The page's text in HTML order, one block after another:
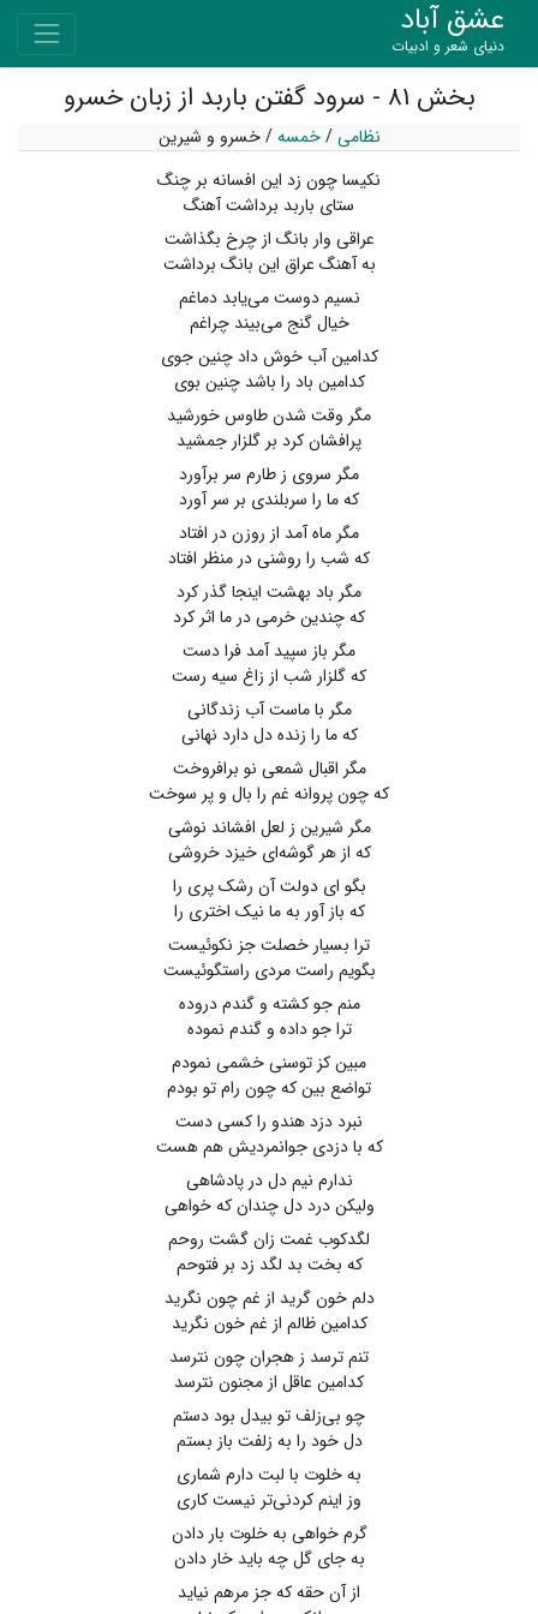
عشق آباد
دنیای شعر و ادبیات
بخش ۸۱ - سرود گفتن باربد از زبان خسرو
نظامی/خمسه /خسرو و شیرین
نکیسا چون زد این افسانه بر چنگ
ستای باربد برداشت آهنگ
عراقی وار بانگ از چرخ بگذاشت
به آهنگ عراق این بانگ برداشت
نسیم دوست می‌یابد دماغم
خیال گنج می‌بیند چراغم
کدامین آب خوش داد چنین جوی
کدامین باد را باشد چنین بوی
مگر وقت شدن طاوس خورشید
پرافشان کرد بر گلزار جمشید
مگر سروی ز طارم سر برآورد
که ما را سربلندی بر سر آورد
مگر ماه آمد از روزن در افتاد
که شب را روشنی در منظر افتاد
مگر باد بهشت اینجا گذر کرد
که چندین خرمی در ما اثر کرد
مگر باز سپید آمد فرا دست
که گلزار شب از زاغ سیه رست
مگر با ماست آب زندگانی
که ما را زنده دل دارد نهانی
مگر اقبال شمعی نو برافروخت
که چون پروانه غم را بال و پر سوخت
مگر شیرین ز لعل افشاند نوشی
که از هر گوشه‌ای خیزد خروشی
بگو ای دولت آن رشک پری را
که باز آور به ما نیک اختری را
ترا بسیار خصلت جز نکوئیست
بگویم راست مردی راستگوئیست
منم جو کشته و گندم دروده
ترا جو داده و گندم نموده
مبین کز توسنی خشمی نمودم
تواضع بین که چون رام تو بودم
نبرد دزد هندو را کسی دست
که با دزدی جوانمردیش هم هست
ندارم نیم دل در پادشاهی
ولیکن درد دل چندان که خواهی
لگدکوب غمت زان گشت روحم
که بخت بد لگد زد بر فتوحم
دلم خون گرید از غم چون نگرید
کدامین ظالم از غم خون نگرید
تنم ترسد ز هجران چون نترسد
کدامین عاقل از مجنون نترسد
چو بی‌زلف تو بیدل بود دستم
دل خود را به زلفت باز بستم
به خلوت با لبت دارم شماری
وز اینم کردنی‌تر نیست کاری
گرم خواهی به خلوت بار دادن
به جای گل چه باید خار دادن
از آن حقه که جز مرهم نیاید